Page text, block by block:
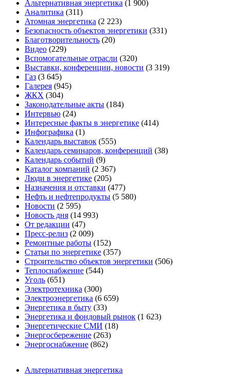
Альтернативная энергетика (1 900)
Аналитика (311)
Атомная энергетика (2 223)
Безопасность объектов энергетики (331)
Благотворительность (20)
Видео (229)
Вспомогательные отрасли (320)
Выставки, конференции, новости (3 319)
Газ (3 645)
Галерея (945)
ЖКХ (304)
Законодательные акты (184)
Интервью (24)
Интересные факты в энергетике (414)
Инфографика (1)
Календарь выставок (555)
Календарь семинаров, конференций (38)
Календарь событий (9)
Каталог компаний (2 367)
Люди в энергетике (205)
Назначения и отставки (477)
Нефть и нефтепродукты (5 580)
Новости (2 595)
Новость дня (14 993)
От редакции (47)
Пресс-релиз (2 009)
Ремонтные работы (152)
Статьи по энергетике (357)
Строительство объектов энергетики (506)
Теплоснабжение (544)
Уголь (651)
Электротехника (300)
Электроэнергетика (6 659)
Энергетика в быту (33)
Энергетика и фондовый рынок (1 623)
Энергетические СМИ (18)
Энергосбережение (263)
Энергоснабжение (862)
Альтернативная энергетика